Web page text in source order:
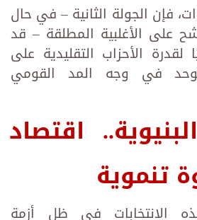
فإن الجولة الثانية – في حال
على الأغلبية المطلقة – قد
لقدرة الأحزاب التقليدية على
في وجه المد القومي
اقتصاد
الانتخابات في ظل أزمة